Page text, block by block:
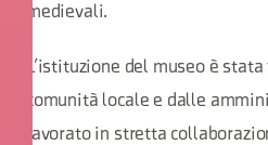
medievali.
L’istituzione del museo è
comunità locale e dalle
lavorato in stretta